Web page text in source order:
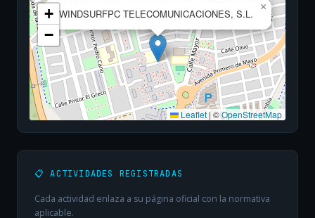
WINDSURFPC TELECOMUNICACIONES, S.L.
×
+
−
Leaflet | ©OpenStreetMap
📋 ACTIVIDADES REGISTRADAS
Cada actividad enlaza a su página oficial con la normativa
aplicable.